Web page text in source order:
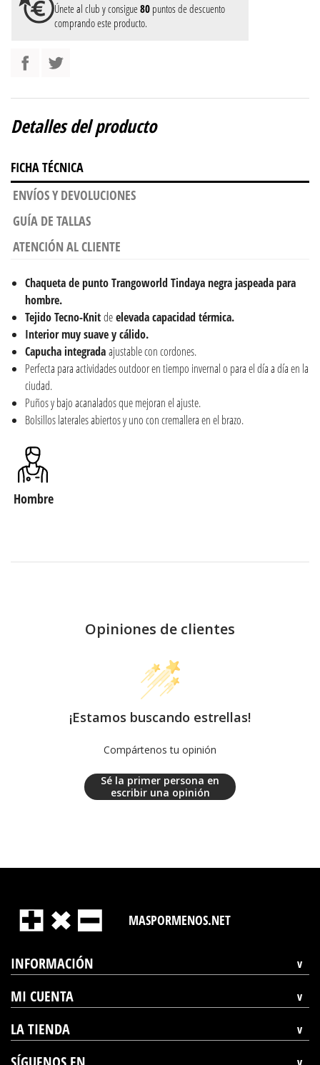
Únete al club y consigue80 puntos de descuento
comprando este producto.
Detalles del producto
FICHA TÉCNICA
ENVÍOS Y DEVOLUCIONES
GUÍA DE TALLAS
ATENCIÓN AL CLIENTE
Chaqueta de punto Trangoworld Tindaya negra jaspeada para
hombre.
Tejido Tecno-Knitdeelevada capacidad térmica.
Interior muy suave y cálido.
Capucha integradaajustable con cordones.
Perfecta para actividades outdoor en tiempo invernal o para el día a día en la
ciudad.
Puños y bajo acanalados que mejoran el ajuste.
Bolsillos laterales abiertos y uno con cremallera en el brazo.
Hombre
Opiniones de clientes
¡Estamos buscando estrellas!
Compártenos tu opinión
Sé la primer persona en
escribir una opinión
MASPORMENOS.NET
INFORMACIÓN
MI CUENTA
LA TIENDA